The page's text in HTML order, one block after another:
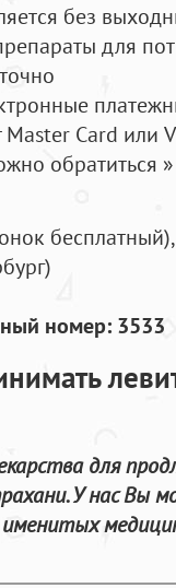
без
для
Card или
обратиться
бесплатный),
номер: 3533
для
У нас